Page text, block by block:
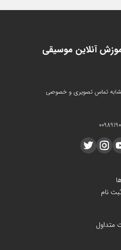
آنلاین موسیقی
تماس تصویری و خصوصی
نام
متداول